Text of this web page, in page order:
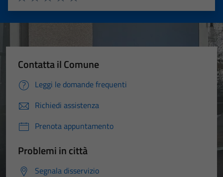
Valuta 5 stelle su 5
Valuta 4 stelle su 5
Valuta 3 stelle su 5
Valuta 2 stelle su 5
Valuta 1 stelle su 5
Contatta il Comune
Leggi le domande frequenti
Richiedi assistenza
Prenota appuntamento
Problemi in città
Segnala disservizio